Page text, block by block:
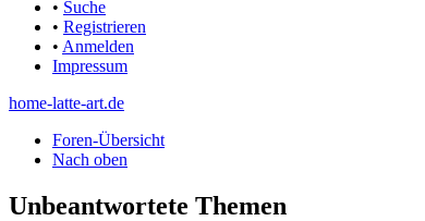
• Suche
• Registrieren
• Anmelden
Impressum
home-latte-art.de
Foren-Übersicht
Nach oben
Unbeantwortete Themen